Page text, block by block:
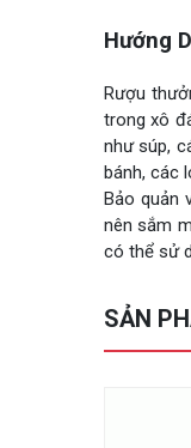
Hướng
Rượu
trong xô
như súp,
bánh, các
Bảo quản
nên sắm
có thể sử
SẢN